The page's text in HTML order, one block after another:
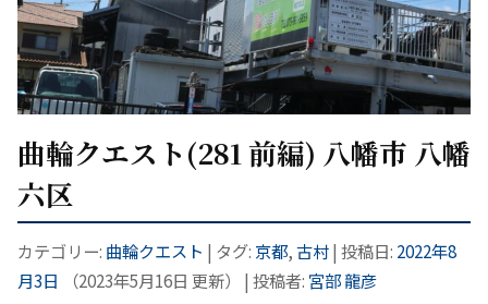
曲輪クエスト(281 前編) 八幡市 八幡
六区
カテゴリー: 曲輪クエスト | タグ: 京都,古村| 投稿日: 2022年8
月3日
（2023年5月16日 更新） | 投稿者: 宮部 龍彦